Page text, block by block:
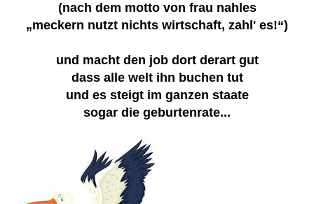
(nach dem motto von frau nahles
„meckern nutzt nichts wirtschaft, zahl' es!“)
und macht den job dort derart gut
dass alle welt ihn buchen tut
und es steigt im ganzen staate
sogar die geburtenrate...